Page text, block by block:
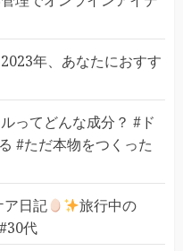
年、あなたにおすす
ってどんな成分？ #ド
#ただ本物をつくった
ア日記
旅行中の
代